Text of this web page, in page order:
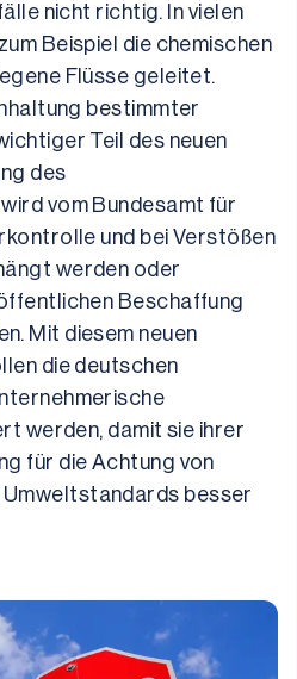
nicht richtig. In vielen
Beispiel die chemischen
Flüsse geleitet.
bestimmter
Teil des neuen
des
vom Bundesamt für
und bei Verstößen
werden oder
Beschaffung
Mit diesem neuen
die deutschen
werden, damit sie ihrer
für die Achtung von
besser